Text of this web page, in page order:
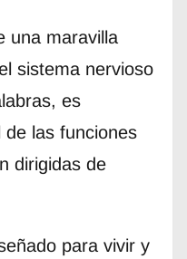
una maravilla
sistema nervioso
es
de las funciones
dirigidas de
para vivir y